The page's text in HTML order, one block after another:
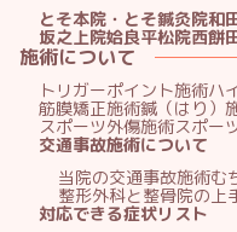
とそ本院・とそ鍼灸院和
坂之上院姶良平松院西餅
施術について
トリガーポイント施術ハ
筋膜矯正施術鍼（はり）
スポーツ外傷施術スポー
交通事故施術について
当院の交通事故施術む
整形外科と整骨院の上
対応できる症状リスト